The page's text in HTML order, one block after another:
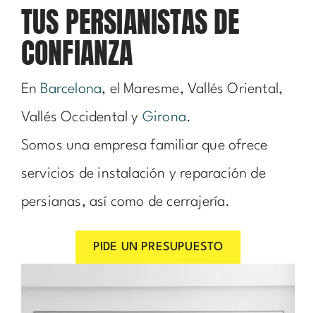
TUS PERSIANISTAS DE
CONFIANZA
En Barcelona, el Maresme, Vallés Oriental,
Vallés Occidental y Girona.
Somos una empresa familiar que ofrece
servicios de instalación y reparación de
persianas, así como de cerrajería.
PIDE UN PRESUPUESTO